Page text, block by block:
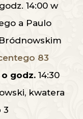
14:00 w
a Paulo
83
godz. 14:30
kwatera
3